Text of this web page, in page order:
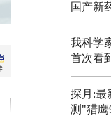
国产新
我科学
首次看
探月:最
测"猎鹰